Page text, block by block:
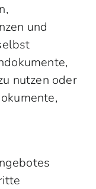
und
nutzen oder